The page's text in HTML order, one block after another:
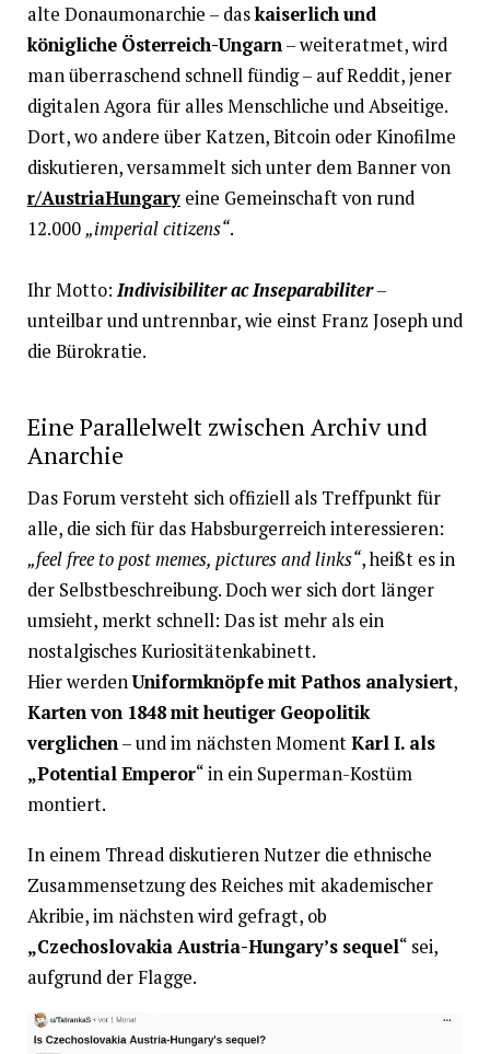
alte Donaumonarchie – daskaiserlich und
königliche Österreich-Ungarn– weiteratmet, wird
man überraschend schnell fündig – auf Reddit, jener
digitalen Agora für alles Menschliche und Abseitige.
Dort, wo andere über Katzen, Bitcoin oder Kinofilme
diskutieren, versammelt sich unter dem Banner von
r/AustriaHungaryeine Gemeinschaft von rund
12.000„imperial citizens“.
Ihr Motto: Indivisibiliter ac Inseparabiliter–
unteilbar und untrennbar, wie einst Franz Joseph und
die Bürokratie.
Eine Parallelwelt zwischen Archiv und
Anarchie
Das Forum versteht sich offiziell als Treffpunkt für
alle, die sich für das Habsburgerreich interessieren:
„feel free to post memes, pictures and links“, heißt es in
der Selbstbeschreibung. Doch wer sich dort länger
umsieht, merkt schnell: Das ist mehr als ein
nostalgisches Kuriositätenkabinett.
Hier werdenUniformknöpfe mit Pathos analysiert,
Karten von 1848 mit heutiger Geopolitik
verglichen– und im nächsten MomentKarl I. als
„Potential Emperor“ in ein Superman-Kostüm
montiert.
In einem Thread diskutieren Nutzer die ethnische
Zusammensetzung des Reiches mit akademischer
Akribie, im nächsten wird gefragt, ob
„Czechoslovakia Austria-Hungary’s sequel“ sei,
aufgrund der Flagge.